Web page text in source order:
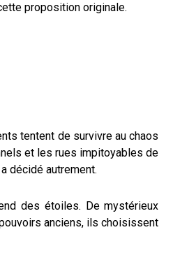
proposition originale.
tentent de survivre au chaos
et les rues impitoyables de
décidé autrement.
des étoiles. De mystérieux
anciens, ils choisissent